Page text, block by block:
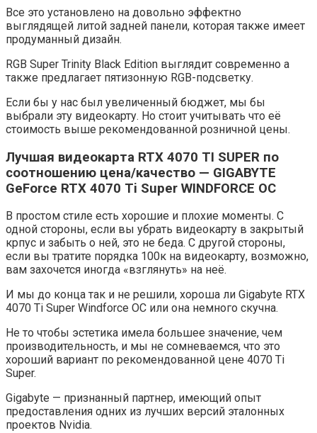
Все это установлено на довольно эффектно
выглядящей литой задней панели, которая также имеет
продуманный дизайн.
RGB Super Trinity Black Edition выглядит современно а
также предлагает пятизонную RGB-подсветку.
Если бы у нас был увеличенный бюджет, мы бы
выбрали эту видеокарту. Но стоит учитывать что её
стоимость выше рекомендованной розничной цены.
Лучшая видеокарта RTX 4070 TI SUPER по
соотношению цена/качество — GIGABYTE
GeForce RTX 4070 Ti Super WINDFORCE OC
В простом стиле есть хорошие и плохие моменты. С
одной стороны, если вы убрать видеокарту в закрытый
крпус и забыть о ней, это не беда. С другой стороны,
если вы тратите порядка 100к на видеокарту, возможно,
вам захочется иногда «взглянуть» на неё.
И мы до конца так и не решили, хороша ли Gigabyte RTX
4070 Ti Super Windforce OC или она немного скучна.
Не то чтобы эстетика имела большее значение, чем
производительность, и мы не сомневаемся, что это
хороший вариант по рекомендованной цене 4070 Ti
Super.
Gigabyte — признанный партнер, имеющий опыт
предоставления одних из лучших версий эталонных
проектов Nvidia.